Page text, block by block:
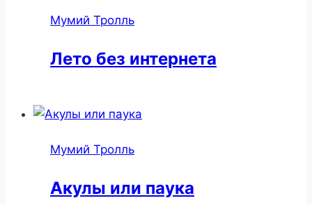
Мумий Тролль
Лето без интернета
Мумий Тролль
Акулы или паука